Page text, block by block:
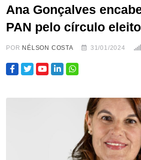
Ana Gonçalves
PAN pelo círculo
POR NÉLSON COSTA 31/01/2024